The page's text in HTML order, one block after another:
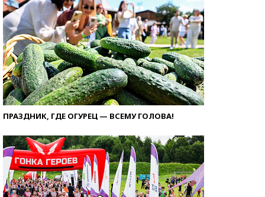
ПРАЗДНИК, ГДЕ ОГУРЕЦ — ВСЕМУ ГОЛОВА!